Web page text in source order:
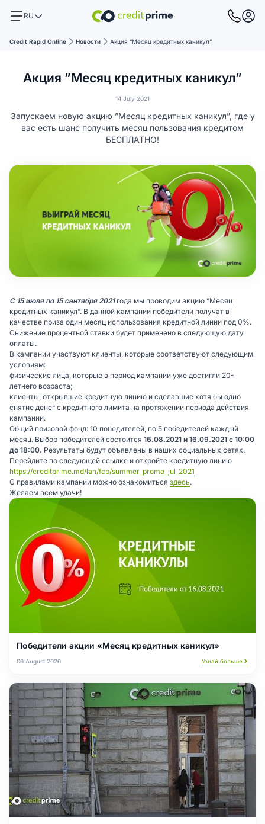
RU
Credit Rapid Online Новости Акция ”Месяц кредитных каникул”
Акция ”Месяц кредитных каникул”
14 July 2021
Запускаем новую акцию ”Месяц кредитных каникул”, где у
вас есть шанс получить месяц пользования кредитом
БЕСПЛАТНО!
С 15 июля по 15 сентября 2021года мы проводим акцию ”Месяц
кредитных каникул”. В данной кампании победители получат в
качестве приза один месяц использования кредитной линии под 0%.
Снижение процентной ставки будет применено в следующую дату
оплаты.
В кампании участвуют клиенты, которые соответствуют следующим
условиям:
физические лица, которые в период кампании уже достигли 20-
летнего возраста;
клиенты, открывшие кредитную линию и сделавшие хотя бы одно
снятие денег с кредитного лимита на протяжении периода действия
кампании.
Общий призовой фонд: 10 победителей, по 5 победителей каждый
месяц. Выбор победителей состоится 16.08.2021 и 16.09.2021 с 10:00
до 18:00. Результаты будут объявлены в наших социальных сетях.
Перейдите по следующей ссылке и откройте кредитную линию
https://creditprime.md/lan/fcb/summer_promo_jul_2021
С правилами кампании можно ознакомиться здесь.
Желаем всем удачи!
Победители акции «Месяц кредитных каникул»
06 August 2026 Узнай больше